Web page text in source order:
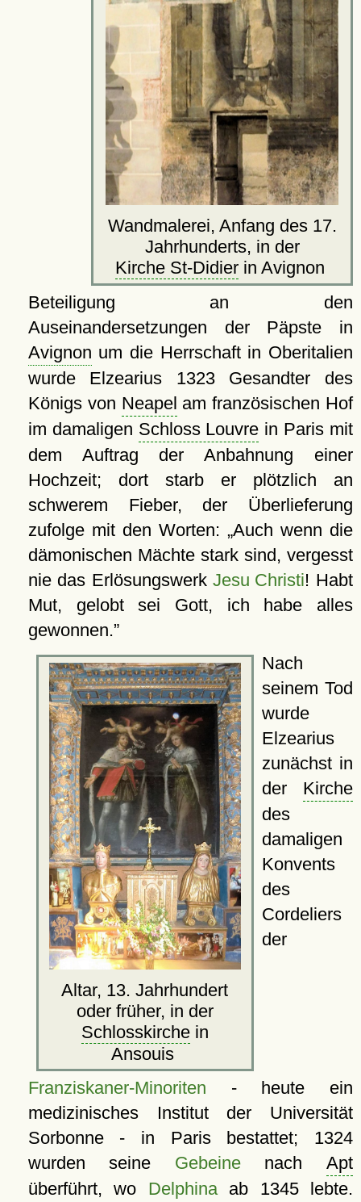
Wandmalerei, Anfang des 17.
Jahrhunderts, in der
Kirche St-Didierin Avignon
Beteiligung an den
Auseinandersetzungen der Päpste in
Avignon um die Herrschaft in Oberitalien
wurde Elzearius 1323 Gesandter des
Königs von Neapel am französischen Hof
im damaligen Schloss Louvrein Paris mit
dem Auftrag der Anbahnung einer
Hochzeit; dort starb er plötzlich an
schwerem Fieber, der Überlieferung
zufolge mit den Worten:
Auch wenn die
dämonischen Mächte stark sind, vergesst
nie das ErlösungswerkJesu Christi! Habt
Mut, gelobt sei Gott, ich habe alles
gewonnen.
Altar, 13. Jahrhundert
oder früher, in der
Schlosskirchein
Ansouis
Nach
seinem Tod
wurde
Elzearius
zunächst in
der Kirche
des
damaligen
Konvents
des
Cordeliers
der
Franziskaner-Minoriten - heute ein
medizinisches Institut der Universität
Sorbonne - in Paris bestattet; 1324
wurden seine Gebeinenach Apt
überführt, wo Delphinaab 1345 lebte.